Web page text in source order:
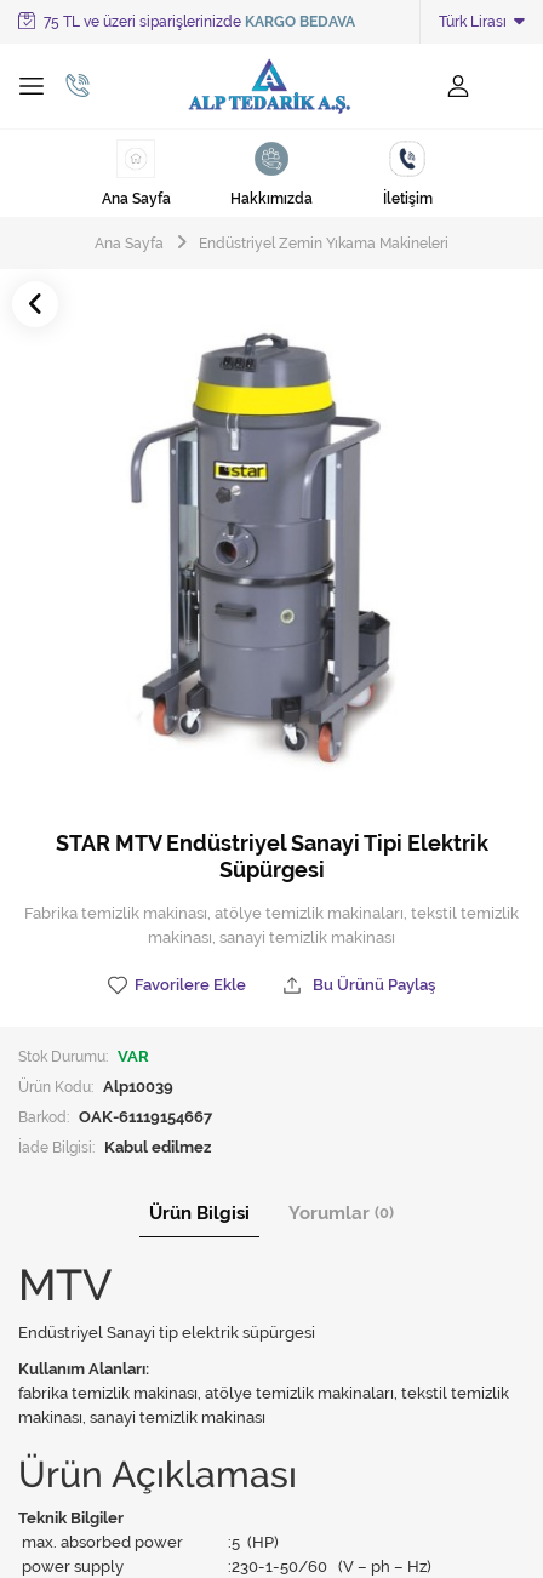
75 TL ve üzeri siparişlerinizde KARGO BEDAVA Türk Lirası
Tüm Kategoriler
Ayakkabı Cila Makineleri
Cila Makineleri
Çöp Kovası
Çöp Torbaları
Endüstriyel Zemin Yıkama Makineleri
Halı Kurutma Makineleri
Mekanik Dış Alan Süpürücüler
Otel Ekipmanları
Tek-Çift Kovalı Temizlik Arabası
Toptan Temizlik Malzemeleri
Yedek Parçalar
Ana Sayfa Hakkımızda İletişim
Ana Sayfa Endüstriyel Zemin Yıkama Makineleri
STAR MTV Endüstriyel Sanayi Tipi Elektrik
Süpürgesi
Fabrika temizlik makinası, atölye temizlik makinaları, tekstil temizlik
makinası, sanayi temizlik makinası
Favorilere Ekle Bu Ürünü Paylaş
Stok Durumu: VAR
Ürün Kodu: Alp10039
Barkod: OAK-61119154667
İade Bilgisi:
Ürün Bilgisi Yorumlar (0)
MTV
Endüstriyel Sanayi tip elektrik süpürgesi
Kullanım Alanları:
fabrika temizlik makinası, atölye temizlik makinaları, tekstil temizlik
makinası, sanayi temizlik makinası
Ürün Açıklaması
Teknik Bilgiler
max. absorbed power
:5 (HP)
power supply
:230-1-50/60 (V – ph – Hz)